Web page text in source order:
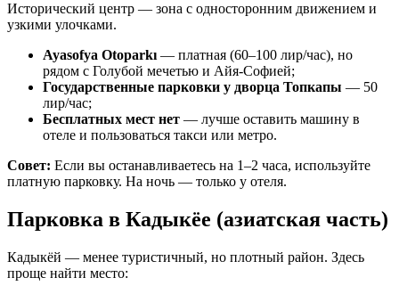
Исторический центр — зона с односторонним движением и
узкими улочками.
Ayasofya Otoparkı — платная (60–100 лир/час), но
рядом с Голубой мечетью и Айя-Софией;
Государственные парковки у дворца Топкапы — 50
лир/час;
Бесплатных мест нет — лучше оставить машину в
отеле и пользоваться такси или метро.
Совет: Если вы останавливаетесь на 1–2 часа, используйте
платную парковку. На ночь — только у отеля.
Парковка в Кадыкёе (азиатская часть)
Кадыкёй — менее туристичный, но плотный район. Здесь
проще найти место: